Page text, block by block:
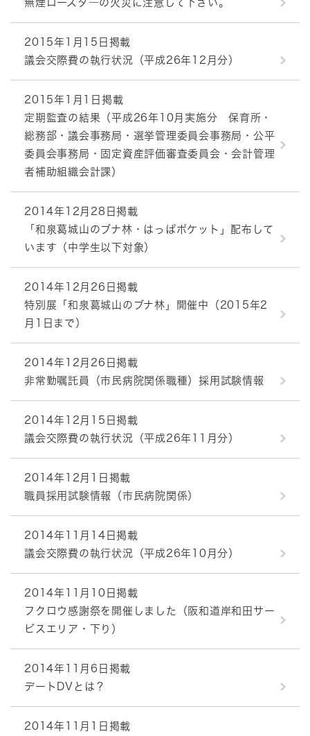
無煙ロースタ―の火災に注意して下さい。
2015年1月15日掲載
議会交際費の執行状況（平成26年12月分）
2015年1月1日掲載
定期監査の結果（平成26年10月実施分 保育所・
総務部・議会事務局・選挙管理委員会事務局・公平
委員会事務局・固定資産評価審査委員会・会計管理
者補助組織会計課）
2014年12月28日掲載
「和泉葛城山のブナ林・はっぱポケット」配布して
います（中学生以下対象）
2014年12月26日掲載
特別展「和泉葛城山のブナ林」開催中（2015年2
月1日まで）
2014年12月26日掲載
非常勤嘱託員（市民病院関係職種）採用試験情報
2014年12月15日掲載
議会交際費の執行状況（平成26年11月分）
2014年12月1日掲載
職員採用試験情報（市民病院関係）
2014年11月14日掲載
議会交際費の執行状況（平成26年10月分）
2014年11月10日掲載
フクロウ感謝祭を開催しました（阪和道岸和田サー
ビスエリア・下り）
2014年11月6日掲載
デートDVとは？
2014年11月1日掲載